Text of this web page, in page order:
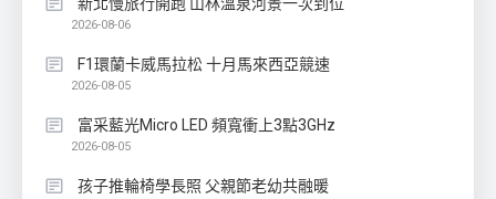
2026-08-06
F1環蘭卡威馬拉松 十月馬來西亞競速
2026-08-05
富采藍光Micro LED 頻寬衝上3點3GHz
2026-08-05
孩子推輪椅學長照 父親節老幼共融暖